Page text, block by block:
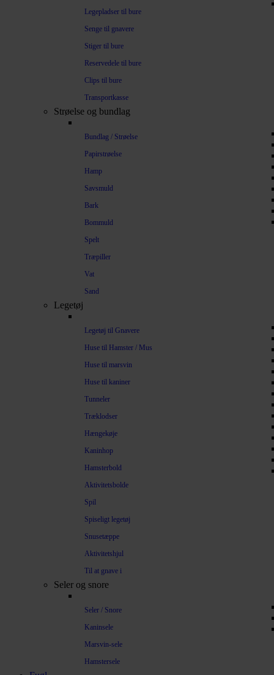
Legepladser til bure
Senge til gnavere
Stiger til bure
Reservedele til bure
Clips til bure
Transportkasse
Strøelse og bundlag
Bundlag / Strøelse
Papirstrøelse
Hamp
Savsmuld
Bark
Bommuld
Spelt
Træpiller
Vat
Sand
Legetøj
Legetøj til Gnavere
Huse til Hamster / Mus
Huse til marsvin
Huse til kaniner
Tunneler
Træklodser
Hængekøje
Kaninhop
Hamsterbold
Aktivitetsbolde
Spil
Spiseligt legetøj
Snusetæppe
Aktivitetshjul
Til at gnave i
Seler og snore
Seler / Snore
Kaninsele
Marsvin-sele
Hamstersele